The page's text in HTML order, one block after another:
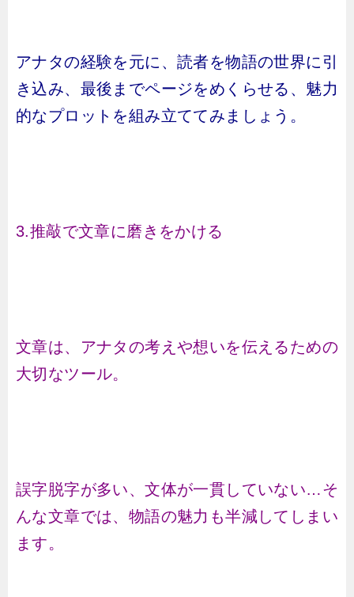
アナタの経験を元に、読者を物語の世界に引
き込み、最後までページをめくらせる、魅力
的なプロットを組み立ててみましょう。
3.推敲で文章に磨きをかける
文章は、アナタの考えや想いを伝えるための
大切なツール。
誤字脱字が多い、文体が一貫していない…そ
んな文章では、物語の魅力も半減してしまい
ます。